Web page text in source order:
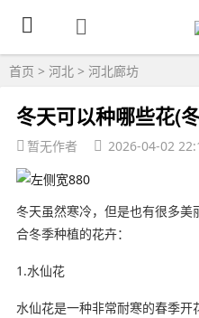
首页 > 河北 > 河北廊坊
冬天可以种哪些花(
暂无作者 2026-04-02
冬天虽然寒冷，但是也有很多
合冬季种植的花卉：
1.水仙花
水仙花是一种非常耐寒的春季